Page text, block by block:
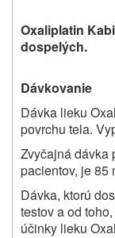
Oxaliplatin
dospelých.
Dávkovanie
Dávka lieku
povrchu tela.
Zvyčajná dávka
pacientov, je 85
Dávka, ktorú
testov a od
účinky lieku